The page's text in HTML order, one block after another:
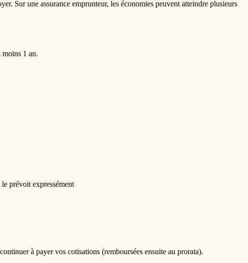
Sur une assurance emprunteur, les économies peuvent atteindre plusieurs
1 an.
prévoit expressément
à payer vos cotisations (remboursées ensuite au prorata).